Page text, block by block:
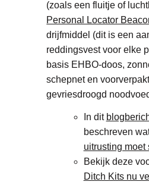
(zoals een fluitje of
Personal Locator
drijfmiddel (dit is een
reddingsvest voor elke
basis EHBO-doos,
schepnet en
gevriesdroogd
In dit
beschreven
uitrusting moet
Bekijk deze
Ditch Kits nu